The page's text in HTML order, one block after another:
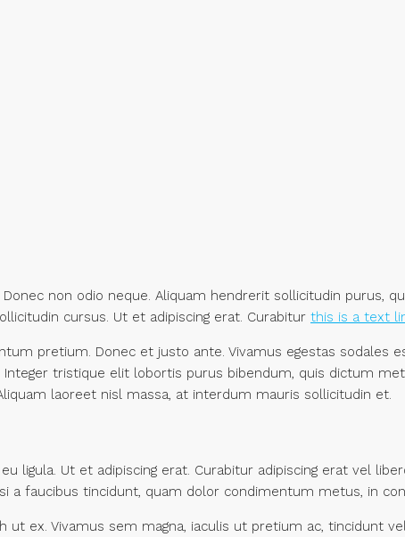
non odio neque. Aliquam hendrerit sollicitudin purus,
cursus. Ut et adipiscing erat. Curabitur this is a text
pretium. Donec et justo ante. Vivamus egestas sodales
tristique elit lobortis purus bibendum, quis dictum
laoreet nisl massa, at interdum mauris sollicitudin et.
ligula. Ut et adipiscing erat. Curabitur adipiscing erat vel
a faucibus tincidunt, quam dolor condimentum metus, in
ex. Vivamus sem magna, iaculis ut pretium ac, tincidunt